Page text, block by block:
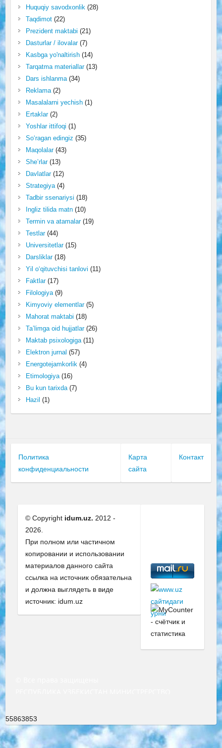
Huquqiy savodxonlik(28)
Taqdimot(22)
Prezident maktabi (21)
Dasturlar / ilovalar(7)
Kasbga yo'naltirish(14)
Tarqatma materiallar(13)
Dars ishlanma(34)
Reklama(2)
Masalalarni yechish(1)
Ertaklar(2)
Yoshlar ittifoqi (1)
So‘ragan edingiz (35)
Maqolalar(43)
She’rlar(13)
Davlatlar(12)
Strategiya(4)
Tadbir ssenariysi (18)
Ingliz tilida matn(10)
Termin va atamalar(19)
Testlar(44)
Universitetlar(15)
Darsliklar(18)
Yil o‘qituvchisi tanlovi (11)
Faktlar(17)
Filologiya(9)
Kimyoviy elementlar(5)
Mahorat maktabi (18)
Ta’limga oid hujjatlar(26)
Maktab psixologiga(11)
Elektron jurnal (57)
Energotejamkorlik(4)
Etimologiya(16)
Bu kun tarixda(7)
Hazil (1)
Политика
конфиденциальности
Карта
сайта
Контакт
© Copyright idum.uz. 2012 -
2026.
При полном или частичном
копировании и использовании
материалов данного сайта
ссылка на источник обязательна
и должна выглядеть в виде
источник: idum.uz
55863853